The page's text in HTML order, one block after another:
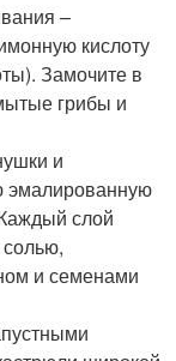
–
кислоту
Замочите в
грибы и
и
эмалированную
слой
и семенами